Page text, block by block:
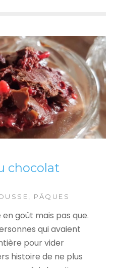
chocolat
, PÂQUES
goût mais pas que.
qui avaient
pour vider
histoire de ne plus